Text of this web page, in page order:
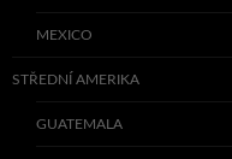
MEXICO
STŘEDNÍ AMERIKA
GUATEMALA